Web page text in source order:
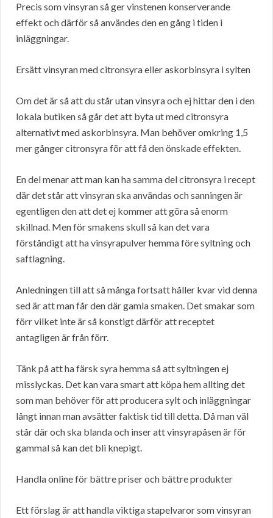
Precis som vinsyran så ger vinstenen konserverande
effekt och därför så användes den en gång i tiden i
inläggningar.
Ersätt vinsyran med citronsyra eller askorbinsyra i sylten
Om det är så att du står utan vinsyra och ej hittar den i den
lokala butiken så går det att byta ut med citronsyra
alternativt med askorbinsyra. Man behöver omkring 1,5
mer gånger citronsyra för att få den önskade effekten.
En del menar att man kan ha samma del citronsyra i recept
där det står att vinsyran ska användas och sanningen är
egentligen den att det ej kommer att göra så enorm
skillnad. Men för smakens skull så kan det vara
förståndigt att ha vinsyrapulver hemma före syltning och
saftlagning.
Anledningen till att så många fortsatt håller kvar vid denna
sed är att man får den där gamla smaken. Det smakar som
förr vilket inte är så konstigt därför att receptet
antagligen är från förr.
Tänk på att ha färsk syra hemma så att syltningen ej
misslyckas. Det kan vara smart att köpa hem allting det
som man behöver för att producera sylt och inläggningar
långt innan man avsätter faktisk tid till detta. Då man väl
står där och ska blanda och inser att vinsyrapåsen är för
gammal så kan det bli knepigt.
Handla online för bättre priser och bättre produkter
Ett förslag är att handla viktiga stapelvaror som vinsyran